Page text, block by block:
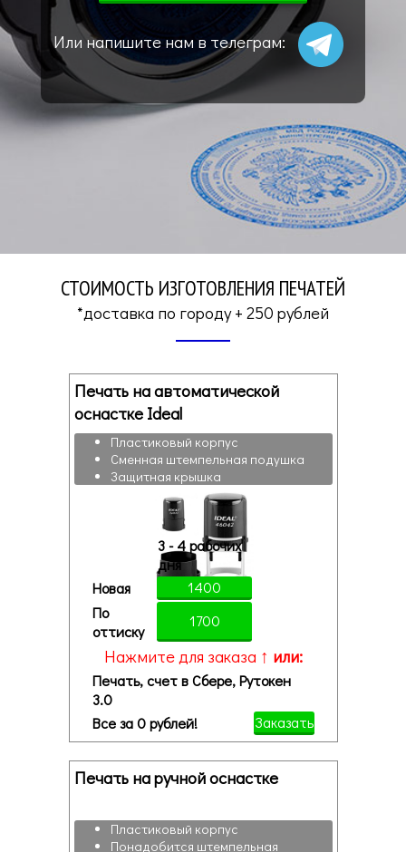
Или напишите нам в телеграм:
СТОИМОСТЬ ИЗГОТОВЛЕНИЯ ПЕЧАТЕЙ
*доставка по городу + 250 рублей
Печать на автоматической
оснастке Ideal
Пластиковый корпус
Сменная штемпельная подушка
Защитная крышка
3 - 4 рабочих
дня
Новая
1400
По
оттиску
1700
Нажмите для заказа ↑ или:
Печать, счет в Сбере, Рутокен
3.0
Все за 0 рублей!
Заказать
Печать на ручной оснастке
Пластиковый корпус
Понадобится штемпельная